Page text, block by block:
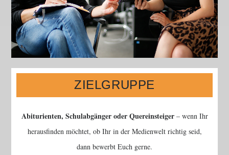
ZIELGRUPPE
Abiturienten, Schulabgänger oder Quereinsteiger– wenn Ihr
herausfinden möchtet, ob Ihr in der Medienwelt richtig seid,
dann bewerbt Euch gerne.